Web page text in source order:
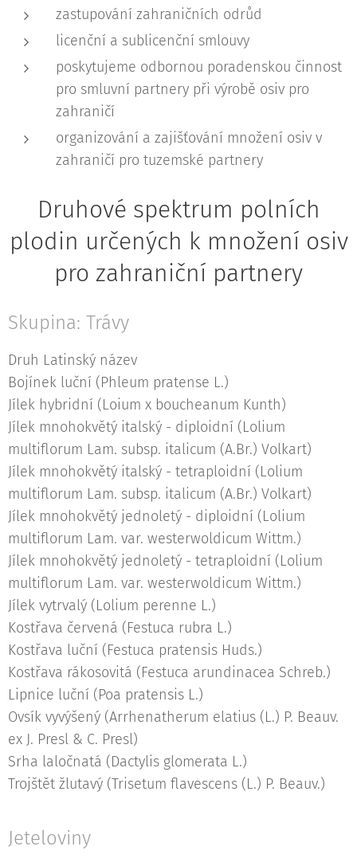
zastupování zahraničních odrůd
licenční a sublicenční smlouvy
poskytujeme odbornou poradenskou činnost
pro smluvní partnery při výrobě osiv pro
zahraničí
organizování a zajišťování množení osiv v
zahraničí pro tuzemské partnery
Druhové spektrum polních
plodin určených k množení osiv
pro zahraniční partnery
Skupina: Trávy
Druh Latinský název
Bojínek luční (Phleum pratense L.)
Jílek hybridní (Loium x boucheanum Kunth)
Jílek mnohokvětý italský - diploidní (Lolium
multiflorum Lam. subsp. italicum (A.Br.) Volkart)
Jílek mnohokvětý italský - tetraploidní (Lolium
multiflorum Lam. subsp. italicum (A.Br.) Volkart)
Jílek mnohokvětý jednoletý - diploidní (Lolium
multiflorum Lam. var. westerwoldicum Wittm.)
Jílek mnohokvětý jednoletý - tetraploidní (Lolium
multiflorum Lam. var. westerwoldicum Wittm.)
Jílek vytrvalý (Lolium perenne L.)
Kostřava červená (Festuca rubra L.)
Kostřava luční (Festuca pratensis Huds.)
Kostřava rákosovitá (Festuca arundinacea Schreb.)
Lipnice luční (Poa pratensis L.)
Ovsík vyvýšený (Arrhenatherum elatius (L.) P. Beauv.
ex J. Presl & C. Presl)
Srha laločnatá (Dactylis glomerata L.)
Trojštět žlutavý (Trisetum flavescens (L.) P. Beauv.)
Jeteloviny